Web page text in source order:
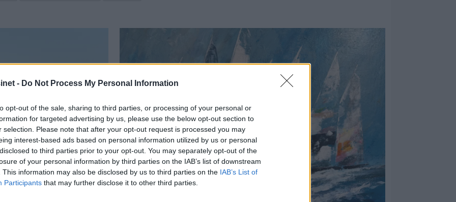
- Do Not Process My Personal Information
opt-out of the sale, sharing to third parties, or processing of your personal or
for targeted advertising by us, please use the below opt-out section to
selection. Please note that after your opt-out request is processed you may
interest-based ads based on personal information utilized by us or personal
to third parties prior to your opt-out. You may separately opt-out of the
of your personal information by third parties on the IAB’s list of downstream
This information may also be disclosed by us to third parties on the IAB’s List of
Participants that may further disclose it to other third parties.